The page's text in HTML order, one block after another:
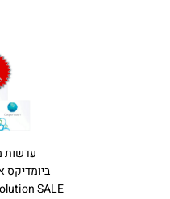
עדשות
ביומדיקס
SALE